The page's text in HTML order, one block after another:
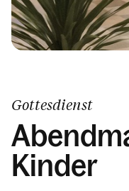
Gottesdienst
Kinder